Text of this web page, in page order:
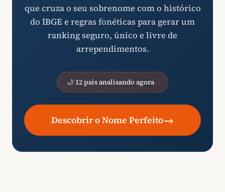
que cruza o seu sobrenome com o histórico
do IBGE e regras fonéticas para gerar um
ranking seguro, único e livre de
arrependimentos.
🌙 12 pais analisando agora
Descobrir o Nome Perfeito→